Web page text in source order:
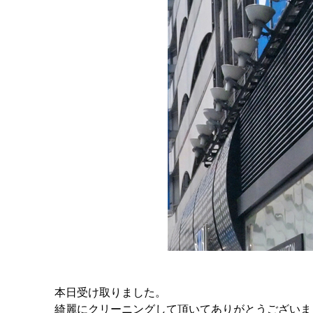
本日受け取りました。
綺麗にクリーニングして頂いてありがとうござい